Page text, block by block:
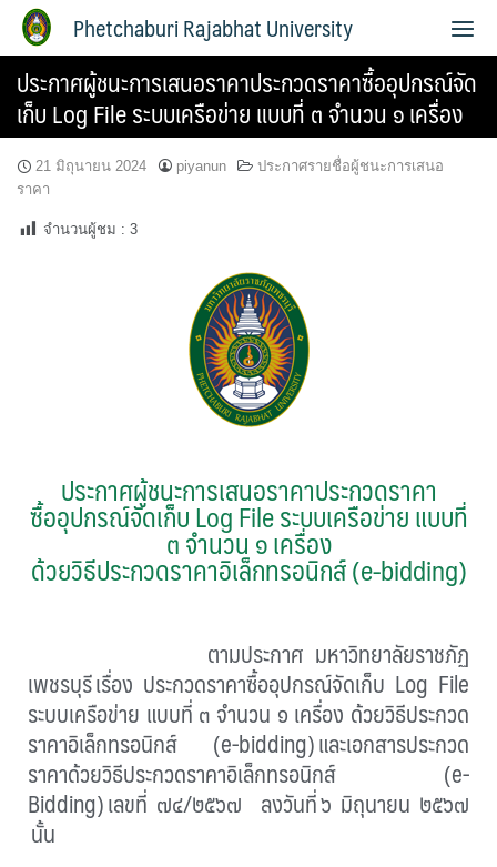
Phetchaburi Rajabhat University
ประกาศผู้ชนะการเสนอราคาประกวดราคาซื้ออุปกรณ์จัด
เก็บ Log File ระบบเครือข่าย แบบที่ ๓ จำนวน ๑ เครื่อง
21 มิถุนายน 2024 piyanun
ประกาศรายชื่อผู้ชนะการเสนอ
ราคา
จำนวนผู้ชม : 3
ประกาศผู้ชนะการเสนอราคาประกวดราคา
ซื้ออุปกรณ์จัดเก็บ Log File ระบบเครือข่าย แบบที่
๓ จำนวน ๑ เครื่อง
ด้วยวิธีประกวดราคาอิเล็กทรอนิกส์ (e-bidding)
ตามประกาศ มหาวิทยาลัยราชภัฏ
เพชรบุรีเรื่อง ประกวดราคาซื้ออุปกรณ์จัดเก็บ Log File
ระบบเครือข่าย แบบที่ ๓ จำนวน ๑ เครื่อง ด้วยวิธีประกวด
ราคาอิเล็กทรอนิกส์ (e-bidding)และเอกสารประกวด
ราคาด้วยวิธีประกวดราคาอิเล็กทรอนิกส์ (e-
Bidding)เลขที่ ๗๔/๒๕๖๗ ลงวันที่๖ มิถุนายน ๒๕๖๗
นั้น